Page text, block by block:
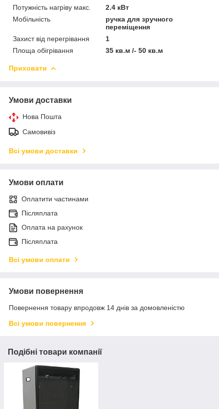
Потужність нагріву макс.
2.4 кВт
Мобільність
ручка для зручного
переміщення
Захист від перегрівання
1
Площа обігрівання
35 кв.м /- 50 кв.м
Приховати
Умови доставки
Нова Пошта
Самовивіз
Всі умови доставки
Умови оплати
Оплатити частинами
Післяплата
Оплата на рахунок
Післяплата
Всі умови оплати
Умови повернення
Повернення товару впродовж 14 днів за домовленістю
Всі умови повернення
Подібні товари компанії